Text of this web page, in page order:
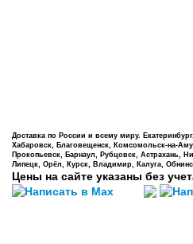
Доставка по России и всему миру.
Хабаровск, Благовещенск, Комсомольск-на-
Прокопьевск, Барнаул, Рубцовск, Астрахань,
Липецк, Орёл, Курск, Владимир, Калуга,
Цены на сайте указаны без